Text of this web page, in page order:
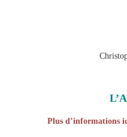
Plus d’informations